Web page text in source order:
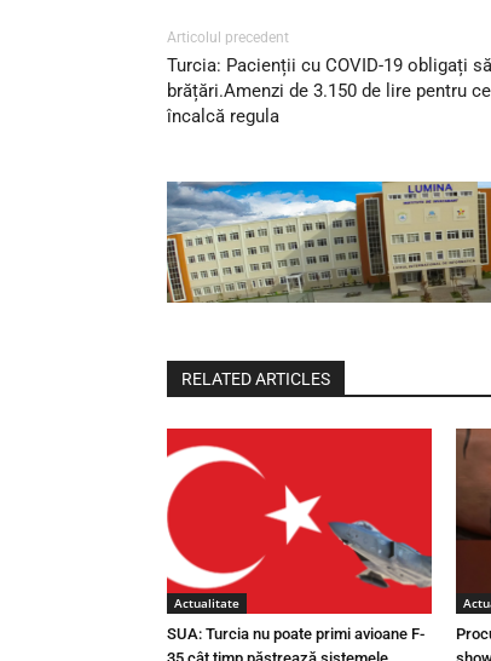
Articolul precedent
Turcia: Pacienții cu COVID-19 obligați
brățări.Amenzi de 3.150 de lire pentru
încalcă regula
RELATED ARTICLES
Actualitate
SUA: Turcia nu poate primi avioane F-